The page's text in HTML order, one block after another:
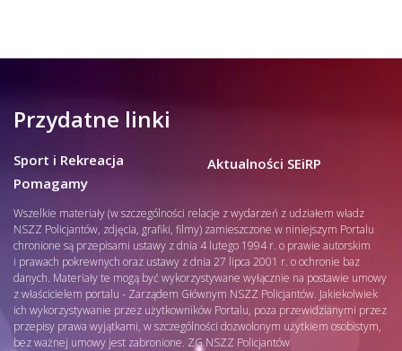
Przydatne linki
Sport i Rekreacja
Pomagamy
Aktualności SEiRP
Wszelkie materiały (w szczególności relacje z wydarzeń z udziałem władz
NSZZ Policjantów, zdjęcia, grafiki, filmy) zamieszczone w niniejszym Portalu
chronione są przepisami ustawy z dnia 4 lutego 1994 r. o prawie autorskim
i prawach pokrewnych oraz ustawy z dnia 27 lipca 2001 r. o ochronie baz
danych. Materiały te mogą być wykorzystywane wyłącznie na postawie umowy
z właścicielem portalu - Zarządem Głównym NSZZ Policjantów. Jakiekolwiek
ich wykorzystywanie przez użytkowników Portalu, poza przewidzianymi przez
przepisy prawa wyjątkami, w szczególności dozwolonym użytkiem osobistym,
bez ważnej umowy jest zabronione. ZG NSZZ Policjantów